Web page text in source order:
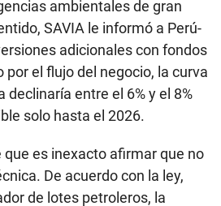
ambientales de gran
SAVIA le informó a Perú-
adicionales con fondos
el flujo del negocio, la curva
declinaría entre el 6% y el 8%
solo hasta el 2026.
que es inexacto afirmar que no
De acuerdo con la ley,
de lotes petroleros, la